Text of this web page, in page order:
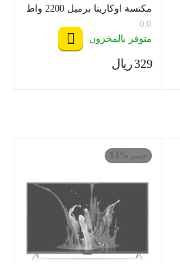
مكنسة اوكارينا برميل 2200 واط
25 لتر OCR -2000
0.0
متوفر بالمخزون
ريال ‎‍329‍
خصم 13%